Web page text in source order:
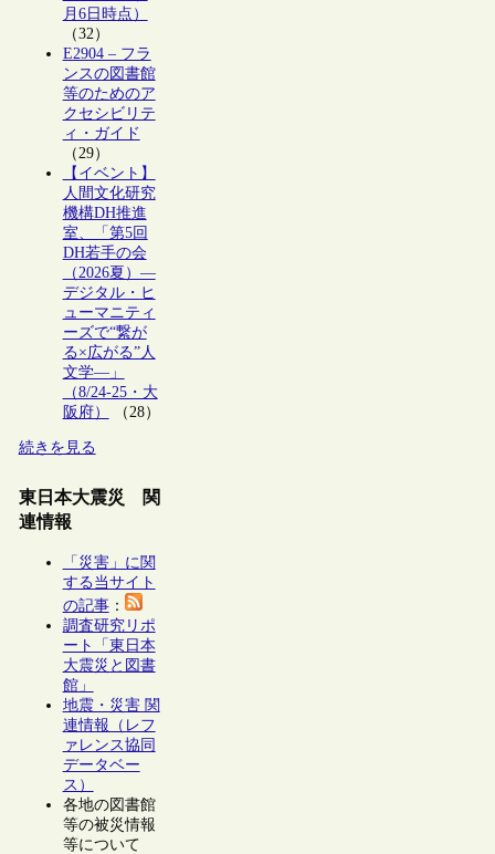
月6日時点）
（32）
E2904 – フラ
ンスの図書館
等のためのア
クセシビリテ
ィ・ガイド
（29）
【イベント】
人間文化研究
機構DH推進
室、「第5回
DH若手の会
（2026夏）―
デジタル・ヒ
ューマニティ
ーズで“繋が
る×広がる”人
文学―」
（8/24-25・大
阪府）
（28）
続きを見る
東日本大震災 関
連情報
「災害」に関
する当サイト
の記事：
調査研究リポ
ート「東日本
大震災と図書
館」
地震・災害 関
連情報（レフ
ァレンス協同
データベー
ス）
各地の図書館
等の被災情報
等について